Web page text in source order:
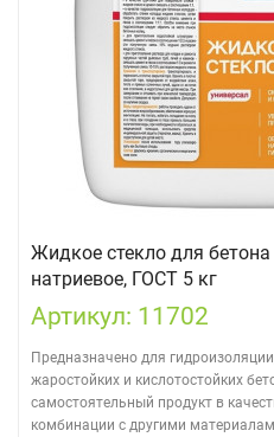
Жидкое стекло для
натриевое, ГОСТ 5 кг
Артикул: 11702
Предназначено для
жаростойких и кислотостойких
самостоятельный продукт в
комбинации с другими